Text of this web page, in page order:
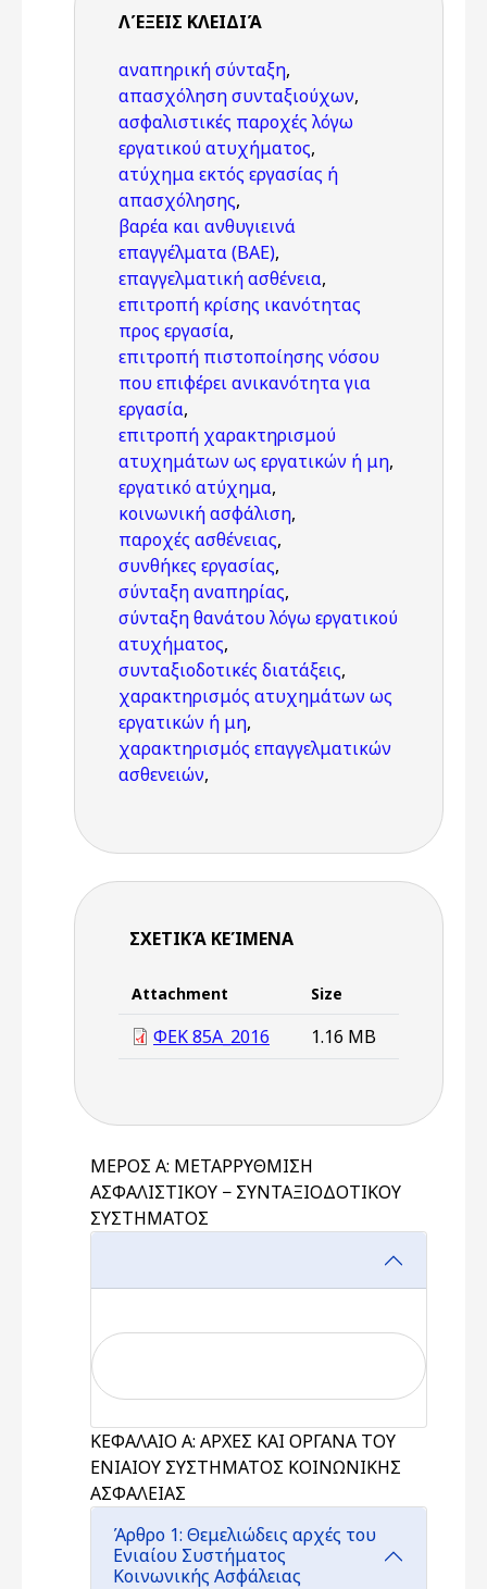
ΛΈΞΕΙΣ KΛΕΙΔΙΆ
αναπηρική σύνταξη,
απασχόληση συνταξιούχων,
ασφαλιστικές παροχές λόγω
εργατικού ατυχήματος,
ατύχημα εκτός εργασίας ή
απασχόλησης,
βαρέα και ανθυγιεινά
επαγγέλματα (ΒΑΕ),
επαγγελματική ασθένεια,
επιτροπή κρίσης ικανότητας
προς εργασία,
επιτροπή πιστοποίησης νόσου
που επιφέρει ανικανότητα για
εργασία,
επιτροπή χαρακτηρισμού
ατυχημάτων ως εργατικών ή μη,
εργατικό ατύχημα,
κοινωνική ασφάλιση,
παροχές ασθένειας,
συνθήκες εργασίας,
σύνταξη αναπηρίας,
σύνταξη θανάτου λόγω εργατικού
ατυχήματος,
συνταξιοδοτικές διατάξεις,
χαρακτηρισμός ατυχημάτων ως
εργατικών ή μη,
χαρακτηρισμός επαγγελματικών
ασθενειών,
ΣΧΕΤΙΚΆ ΚΕΊΜΕΝΑ
Attachment Size
ΦΕΚ 85Α_2016 1.16 MB
ΜΕΡΟΣ Α: ΜΕΤΑΡΡΥΘΜΙΣΗ
ΑΣΦΑΛΙΣΤΙΚΟΥ − ΣΥΝΤΑΞΙΟΔΟΤΙΚΟΥ
ΣΥΣΤΗΜΑΤΟΣ
ΚΕΦΑΛΑΙΟ Α: ΑΡΧΕΣ ΚΑΙ ΟΡΓΑΝΑ ΤΟΥ
ΕΝΙΑΙΟΥ ΣΥΣΤΗΜΑΤΟΣ ΚΟΙΝΩΝΙΚΗΣ
ΑΣΦΑΛΕΙΑΣ
Άρθρο 1: Θεμελιώδεις αρχές του
Ενιαίου Συστήματος
Κοινωνικής Ασφάλειας